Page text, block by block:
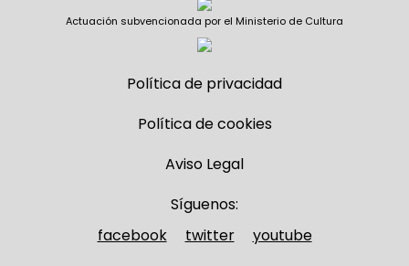
Actuación subvencionada por el Ministerio de Cultura
Política de privacidad
Política de cookies
Aviso Legal
Síguenos:
facebook
twitter youtube